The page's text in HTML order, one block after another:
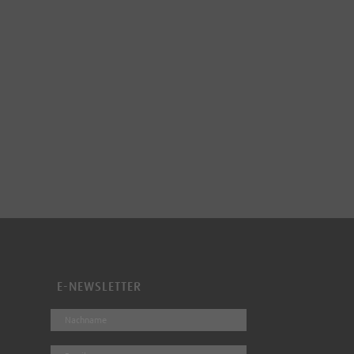
E-NEWSLETTER